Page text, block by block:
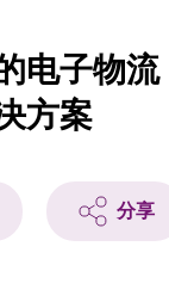
电子物流
方案
分享